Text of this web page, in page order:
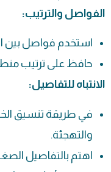
الفواصل والترتيب:
استخدم فواصل بين
حافظ على ترتيب
الانتباه للتفاصيل:
في طريقة تنسيق
والتهجئة.
اهتم بالتفاصيل